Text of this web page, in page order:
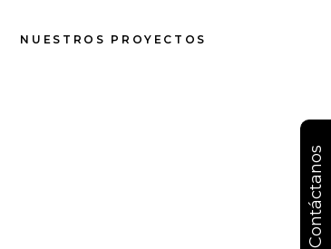
NUESTROS PROYECTOS
Contáctanos